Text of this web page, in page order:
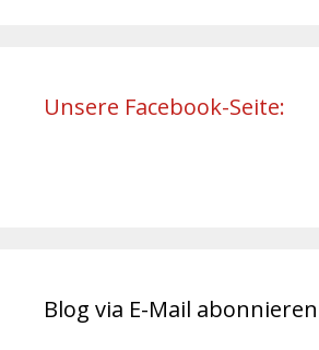
Unsere Facebook-Seite:
Blog via E-Mail abonnieren